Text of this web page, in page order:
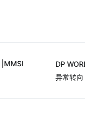
DP
异常转向